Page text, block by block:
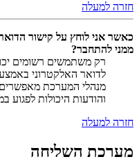
חזרה למעלה
כאשר אני לוחץ על קישור
ממני להתחבר?
רק משתמשים רשומים
לדואר האלקטרוני
מנהלי המערכת
והודעות היכולות
חזרה למעלה
מערכת השליחה